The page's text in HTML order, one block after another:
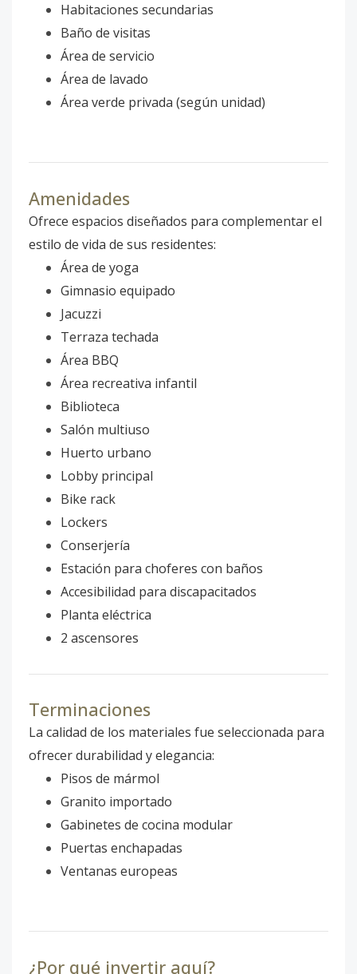
Habitaciones secundarias
Baño de visitas
Área de servicio
Área de lavado
Área verde privada (según unidad)
Amenidades
Ofrece espacios diseñados para complementar el
estilo de vida de sus residentes:
Área de yoga
Gimnasio equipado
Jacuzzi
Terraza techada
Área BBQ
Área recreativa infantil
Biblioteca
Salón multiuso
Huerto urbano
Lobby principal
Bike rack
Lockers
Conserjería
Estación para choferes con baños
Accesibilidad para discapacitados
Planta eléctrica
2 ascensores
Terminaciones
La calidad de los materiales fue seleccionada para
ofrecer durabilidad y elegancia:
Pisos de mármol
Granito importado
Gabinetes de cocina modular
Puertas enchapadas
Ventanas europeas
¿Por qué invertir aquí?